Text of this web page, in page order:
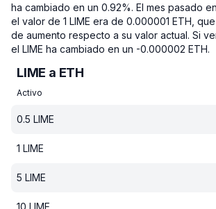
ha cambiado en un 0.92%. El mes pasado
el valor de 1 LIME era de 0.000001 ETH, que
de aumento respecto a su valor actual. Si
el LIME ha cambiado en un -0.000002 ETH.
LIME a ETH
Activo
0.5 LIME
1 LIME
5 LIME
10 LIME